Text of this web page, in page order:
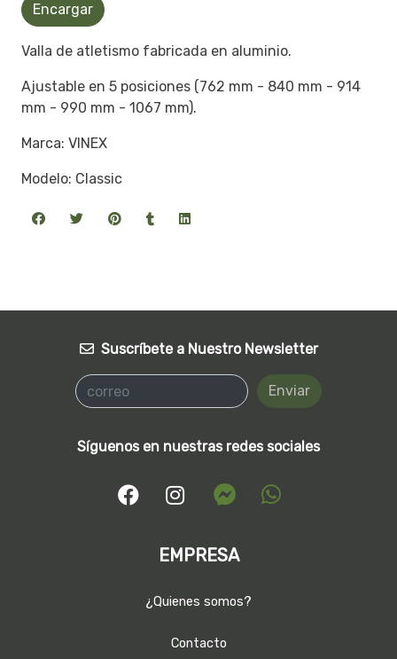
Encargar
Valla de atletismo fabricada en aluminio.
Ajustable en 5 posiciones (762 mm - 840 mm - 914
mm - 990 mm - 1067 mm).
Marca: VINEX
Modelo: Classic
Suscríbete a Nuestro Newsletter
Enviar
Síguenos en nuestras redes sociales
EMPRESA
¿Quienes somos?
Contacto